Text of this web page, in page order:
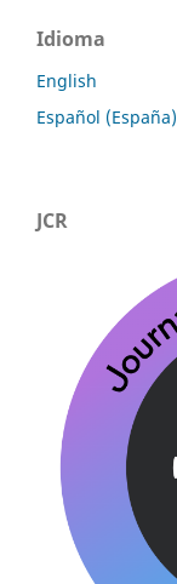
Idioma
English
Español (España)
JCR